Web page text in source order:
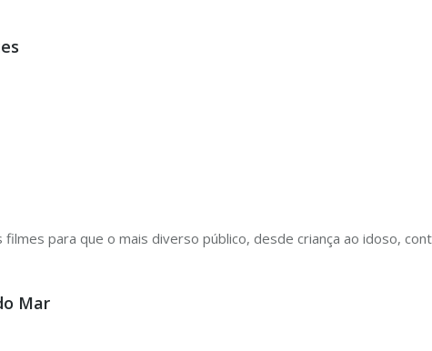
para que o mais diverso público, desde criança ao idoso,
Mar